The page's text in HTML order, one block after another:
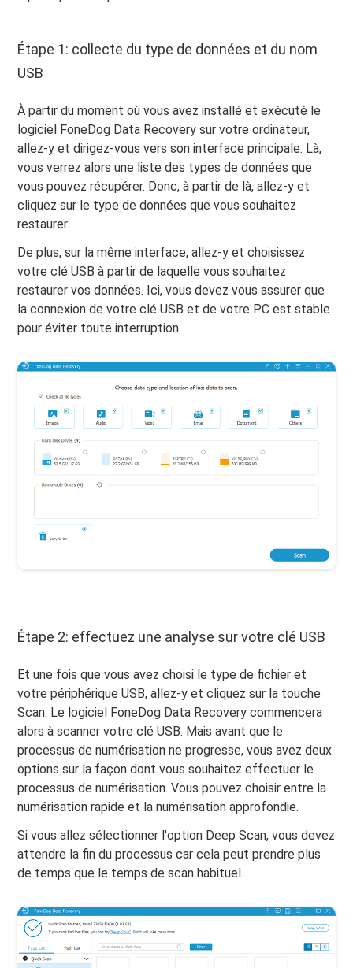
Étape 1: collecte du type de données et du nom
USB
À partir du moment où vous avez installé et exécuté le
logiciel FoneDog Data Recovery sur votre ordinateur,
allez-y et dirigez-vous vers son interface principale. Là,
vous verrez alors une liste des types de données que
vous pouvez récupérer. Donc, à partir de là, allez-y et
cliquez sur le type de données que vous souhaitez
restaurer.
De plus, sur la même interface, allez-y et choisissez
votre clé USB à partir de laquelle vous souhaitez
restaurer vos données. Ici, vous devez vous assurer que
la connexion de votre clé USB et de votre PC est stable
pour éviter toute interruption.
Étape 2: effectuez une analyse sur votre clé USB
Et une fois que vous avez choisi le type de fichier et
votre périphérique USB, allez-y et cliquez sur la touche
Scan. Le logiciel FoneDog Data Recovery commencera
alors à scanner votre clé USB. Mais avant que le
processus de numérisation ne progresse, vous avez deux
options sur la façon dont vous souhaitez effectuer le
processus de numérisation. Vous pouvez choisir entre la
numérisation rapide et la numérisation approfondie.
Si vous allez sélectionner l'option Deep Scan, vous devez
attendre la fin du processus car cela peut prendre plus
de temps que le temps de scan habituel.